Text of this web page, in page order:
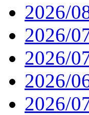
2026/
2026/
2026/
2026/
2026/